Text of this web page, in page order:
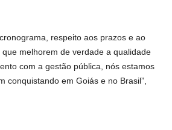
respeito aos prazos e ao
melhorem de verdade a qualidade
com a gestão pública, nós estamos
conquistando em Goiás e no Brasil”,